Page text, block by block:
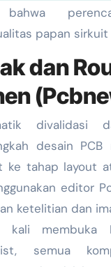
bahwa
papan sirkuit
dan
divalidasi
desain PCB
ke tahap layout
editor
ketelitian dan
kali membuka
semua